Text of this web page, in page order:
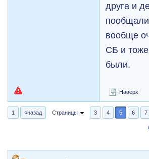
друга и
вообще
СБ и тоже
были.
Наверх
1 «назад Страницы 3 4 5 6 7